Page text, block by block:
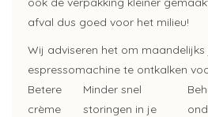
afval dus goed voor het milieu!
Wij adviseren het om maandelijks
espressomachine te ontkalken
Betere
crème
Minder snel
storingen in je